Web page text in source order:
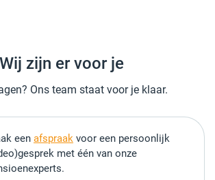
Wij zijn er voor je
Ons team staat voor je klaar.
een afspraak voor een persoonlijk
met één van onze